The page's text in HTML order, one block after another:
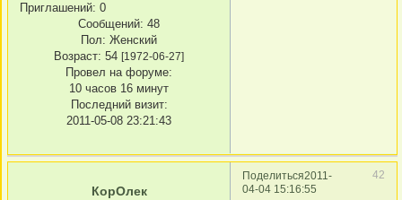
Приглашений: 0
Сообщений: 48
Пол: Женский
Возраст: 54 [1972-06-27]
Провел на форуме:
10 часов 16 минут
Последний визит:
2011-05-08 23:21:43
Поделиться 42
2011-
04-04 15:16:55
КорОлек